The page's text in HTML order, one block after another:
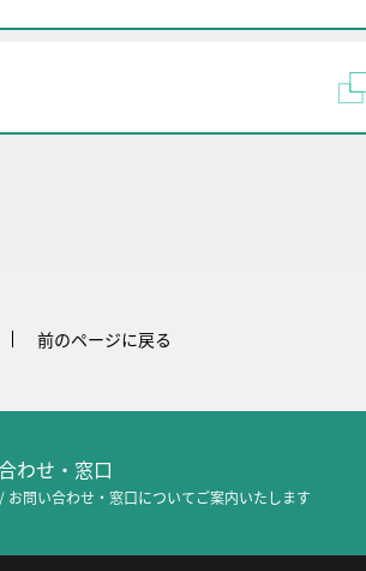
前のページに戻る
わせ・窓口
問い合わせ・窓口についてご案内いたします